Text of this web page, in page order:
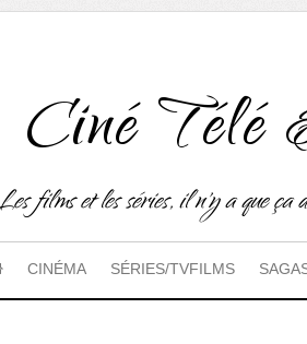
Ciné Télé
Les films et les séries, il n'y a que
CINÉMA SÉRIES/TVFILMS